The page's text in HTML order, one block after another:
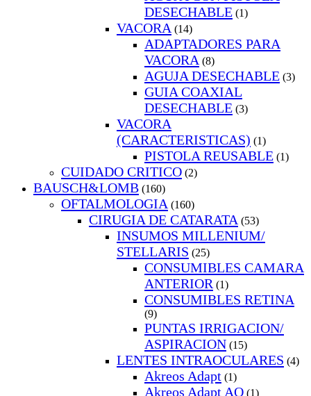
DESECHABLE (1)
VACORA (14)
ADAPTADORES PARA
VACORA (8)
AGUJA DESECHABLE (3)
GUIA COAXIAL
DESECHABLE (3)
VACORA
(CARACTERISTICAS) (1)
PISTOLA REUSABLE (1)
CUIDADO CRITICO (2)
BAUSCH&LOMB (160)
OFTALMOLOGIA (160)
CIRUGIA DE CATARATA (53)
INSUMOS MILLENIUM/
STELLARIS (25)
CONSUMIBLES CAMARA
ANTERIOR (1)
CONSUMIBLES RETINA
(9)
PUNTAS IRRIGACION/
ASPIRACION (15)
LENTES INTRAOCULARES (4)
Akreos Adapt (1)
Akreos Adapt AO (1)